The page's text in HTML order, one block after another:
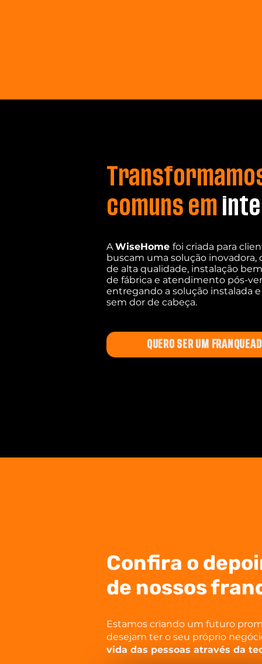
AWiseHome foi criada para
buscam uma solução
de alta qualidade, instalação
de fábrica e atendimento pós-
entregando a solução instalada
sem dor de cabeça.
QUERO SER UM
comuns em
Confira o
de nossos
Estamos criando um futuro
desejam ter o seu próprio
vida das pessoas através da